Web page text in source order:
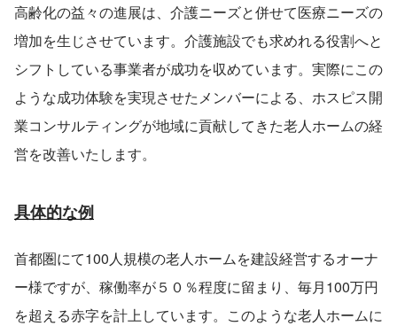
高齢化の益々の進展は、介護ニーズと併せて医療ニーズの
増加を生じさせています。介護施設でも求めれる役割へと
シフトしている事業者が成功を収めています。実際にこの
ような成功体験を実現させたメンバーによる、ホスピス開
業コンサルティングが地域に貢献してきた老人ホームの経
営を改善いたします。
具体的な例
首都圏にて100人規模の老人ホームを建設経営するオーナ
ー様ですが、稼働率が５０％程度に留まり、毎月100万円
を超える赤字を計上しています。このような老人ホームに